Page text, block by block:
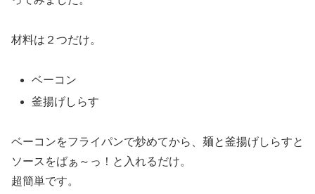
材料は２つだけ。
ベーコン
釜揚げしらす
ベーコンをフライパンで炒めてから、麺と釜揚げしらすと
ソースをばぁ～っ！と入れるだけ。
超簡単です。